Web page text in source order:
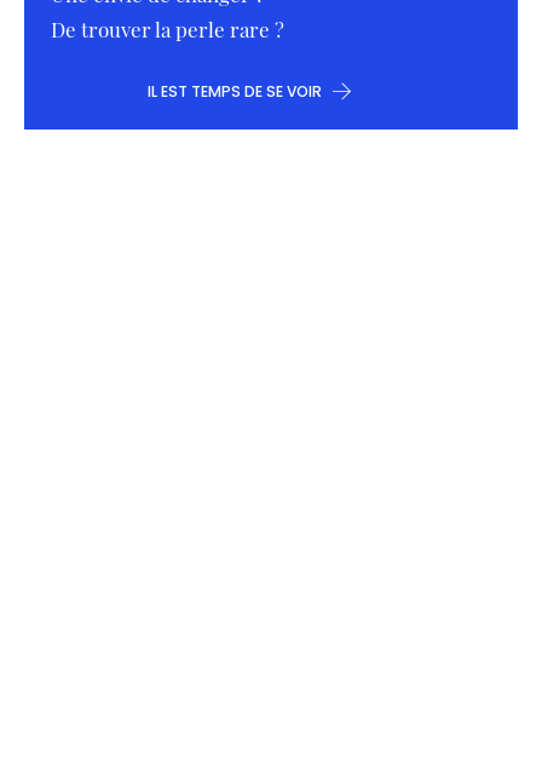
De trouver la perle rare ?
IL EST TEMPS DE SE VOIR